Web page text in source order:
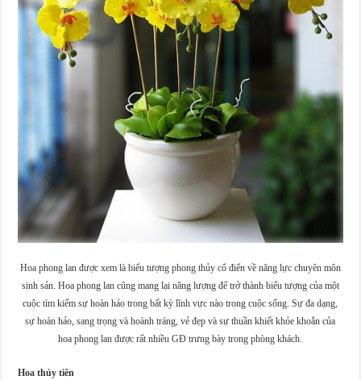
Hoa phong lan được xem là biểu tượng phong thủy cổ điển về năng lực chuyên môn
sinh sản. Hoa phong lan cũng mang lại năng lượng để trở thành biểu tượng của một
cuộc tìm kiếm sự hoàn hảo trong bất kỳ lĩnh vực nào trong cuộc sống. Sự đa dạng,
sự hoàn hảo, sang trọng và hoành tráng, vẻ đẹp và sự thuần khiết khỏe khoắn của
hoa phong lan được rất nhiều GĐ trưng bày trong phòng khách.
Hoa thủy tiên